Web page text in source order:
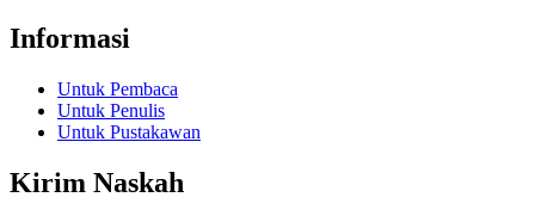
Informasi
Untuk Pembaca
Untuk Penulis
Untuk Pustakawan
Kirim Naskah